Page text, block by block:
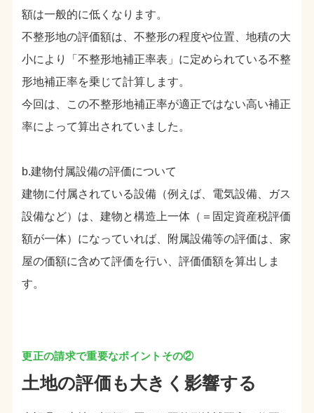
額は一般的に低くなります。
不整形地の評価額は、不整形の程度や位置、地積の大
小により「不整形地補正率表」に定められている不整
形地補正率を乗じて計算します。
今回は、この不整形地補正率が適正ではない高い補正
率によって算出されていました。
b.建物付属設備の評価について
建物に付属されている設備（例えば、電気設備、ガス
設備など）は、建物と構造上一体（＝固定資産税評価
額が一体）になっていれば、附属設備等の評価は、家
屋の価額に含めて評価を行い、評価価額を算出しま
す。
土地の評価も大きく影響する